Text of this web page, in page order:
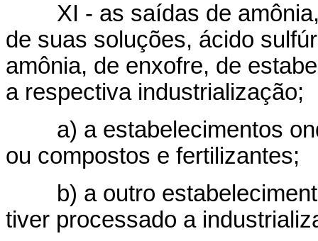
XI - as saídas de amônia,
de suas soluções, ácido
amônia, de enxofre, de
a respectiva industrialização;
a) a estabelecimentos
ou compostos e fertilizantes;
b) a outro
tiver processado a